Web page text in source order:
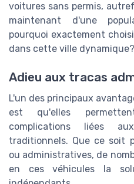
voitures sans permis,
maintenant d'une
pourquoi exactement
dans cette ville dynamique?
Adieu aux tracas
L'un des principaux
est qu'elles
complications liées
traditionnels. Que ce soit
ou administratives, de
en ces véhicules la